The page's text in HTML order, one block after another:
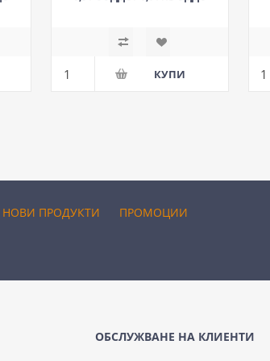
НОВИ ПРОДУКТИ ПРОМОЦИИ
ОБСЛУЖВАНЕ НА КЛИЕНТИ